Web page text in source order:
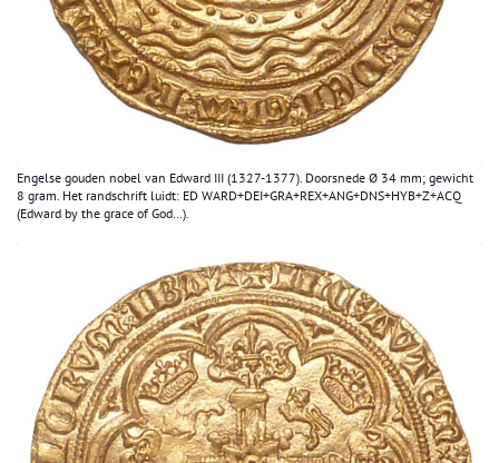
Engelse gouden nobel van Edward III (1327-1377). Doorsnede Ø 34 mm; gewicht
8 gram. Het randschrift luidt: ED WARD+DEI+GRA+REX+ANG+DNS+HYB+Z+ACQ
(Edward by the grace of God…).